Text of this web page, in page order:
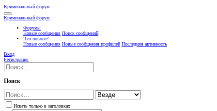
Криминальный форум
Криминальный форум
Форумы
Новые сообщения Поиск сообщений
Что нового?
Новые сообщения Новые сообщения профилей Последняя активность
Вход
Регистрация
Поиск
Искать только в заголовках